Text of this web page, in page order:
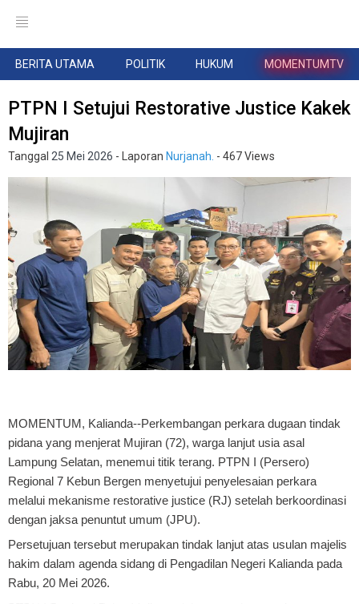
BERITA UTAMA POLITIK HUKUM MOMENTUMTV
PTPN I Setujui Restorative Justice Kakek
Mujiran
Tanggal 25 Mei 2026 - Laporan Nurjanah. - 467 Views
MOMENTUM, Kalianda--Perkembangan perkara dugaan tindak
pidana yang menjerat Mujiran (72), warga lanjut usia asal
Lampung Selatan, menemui titik terang. PTPN I (Persero)
Regional 7 Kebun Bergen menyetujui penyelesaian perkara
melalui mekanisme restorative justice (RJ) setelah berkoordinasi
dengan jaksa penuntut umum (JPU).
Persetujuan tersebut merupakan tindak lanjut atas usulan majelis
hakim dalam agenda sidang di Pengadilan Negeri Kalianda pada
Rabu, 20 Mei 2026.